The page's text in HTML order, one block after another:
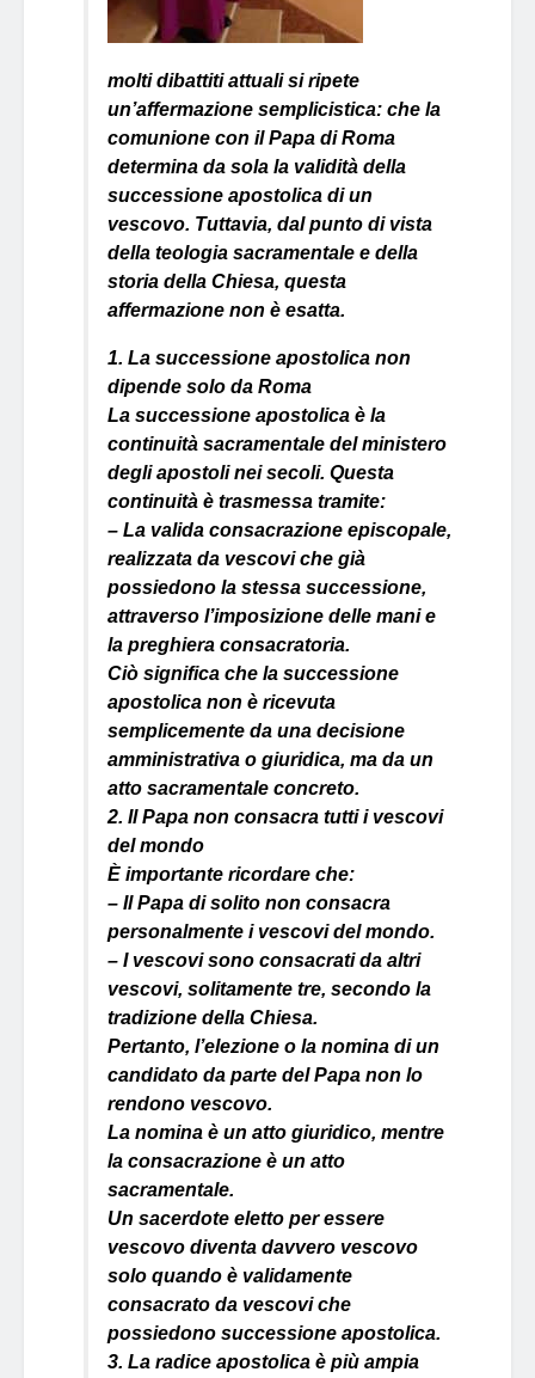
molti dibattiti attuali si ripete
un’affermazione semplicistica: che la
comunione con il Papa di Roma
determina da sola la validità della
successione apostolica di un
vescovo. Tuttavia, dal punto di vista
della teologia sacramentale e della
storia della Chiesa, questa
affermazione non è esatta.
1. La successione apostolica non
dipende solo da Roma
La successione apostolica è la
continuità sacramentale del ministero
degli apostoli nei secoli. Questa
continuità è trasmessa tramite:
– La valida consacrazione episcopale,
realizzata da vescovi che già
possiedono la stessa successione,
attraverso l’imposizione delle mani e
la preghiera consacratoria.
Ciò significa che la successione
apostolica non è ricevuta
semplicemente da una decisione
amministrativa o giuridica, ma da un
atto sacramentale concreto.
2. Il Papa non consacra tutti i vescovi
del mondo
È importante ricordare che:
– Il Papa di solito non consacra
personalmente i vescovi del mondo.
– I vescovi sono consacrati da altri
vescovi, solitamente tre, secondo la
tradizione della Chiesa.
Pertanto, l’elezione o la nomina di un
candidato da parte del Papa non lo
rendono vescovo.
La nomina è un atto giuridico, mentre
la consacrazione è un atto
sacramentale.
Un sacerdote eletto per essere
vescovo diventa davvero vescovo
solo quando è validamente
consacrato da vescovi che
possiedono successione apostolica.
3. La radice apostolica è più ampia